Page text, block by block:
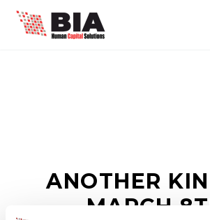
ANOTHER
MARCH